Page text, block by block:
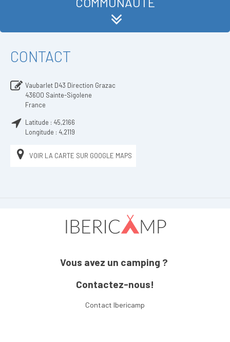
CONTACT
Vaubarlet D43 Direction Grazac
43600 Sainte-Sigolene
France
Latitude : 45,2166
Longitude : 4,2119
VOIR LA CARTE SUR GOOGLE MAPS
Vous avez un camping ?
Contactez-nous!
Contact Ibericamp